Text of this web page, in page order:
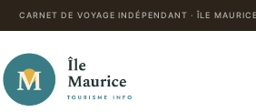
CARNET DE VOYAGE INDÉPENDANT · ÎLE